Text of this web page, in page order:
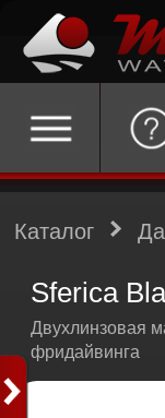
Каталог
Sferica
Двухлинзовая
фридайвинга